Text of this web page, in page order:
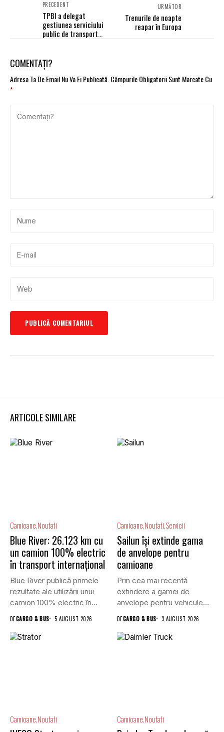
PRECEDENT
TPBI a delegat
gestiunea serviciului
public de transport
URMĂTOR
Trenurile de noapte
reapar în Europa
COMENTAȚI?
Adresa Ta De Email Nu Va Fi Publicată. Câmpurile Obligatorii Sunt Marcate Cu
*
ARTICOLE SIMILARE
Camioane Noutati
Blue River: 26.123 km cu
un camion 100% electric
în transport internațional
Blue River publică primele
rezultate ale utilizării unui
camion 100% electric în...
DECARGO & BUS 5 AUGUST 2026
Camioane Noutati Servicii
Sailun își extinde gama
de anvelope pentru
camioane
Prin cea mai recentă
extindere a gamei de
anvelope pentru vehicule
DECARGO & BUS 3 AUGUST 2026
Camioane Noutati Camioane Noutati